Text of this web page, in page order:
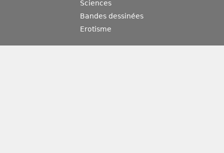
Sciences
Bandes dessinées
Erotisme